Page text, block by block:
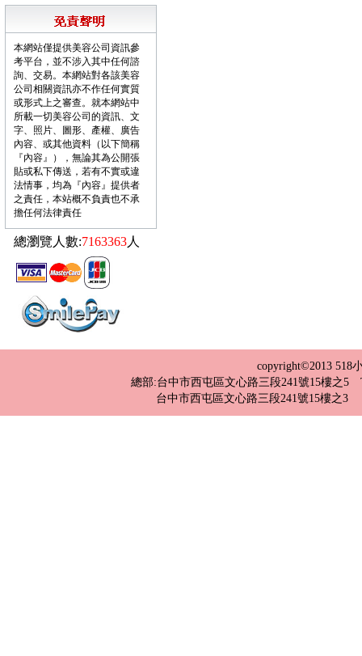
本網站僅提供美容公司資訊參
考平台，並不涉入其中任何諮
詢、交易。本網站對各該美容
公司相關資訊亦不作任何實質
或形式上之審查。就本網站中
所載一切美容公司的資訊、文
字、照片、圖形、產權、廣告
內容、或其他資料（以下簡稱
『內容』），無論其為公開張
貼或私下傳送，若有不實或違
法情事，均為『內容』提供者
之責任，本站概不負責也不承
擔任何法律責任
總瀏覽人數:7163363人
copyright©2013
總部:台中市西屯區文心路三段241號15樓之5
台中市西屯區文心路三段241號15樓之